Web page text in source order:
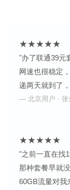
★★★★★
"办了联通39元
网速也很稳定
递两天就到了
— 北京用户 · 张
★★★★★
"之前一直在找
那种套餐早就
60GB流量对我